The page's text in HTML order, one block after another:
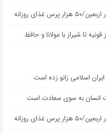
روزانه
تا شیراز با مولانا و حافظ
اسلامی زانو زده است
انسان به سوی سعادت است
روزانه